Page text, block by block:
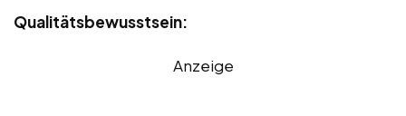
Qualitätsbewusstsein:
Anzeige